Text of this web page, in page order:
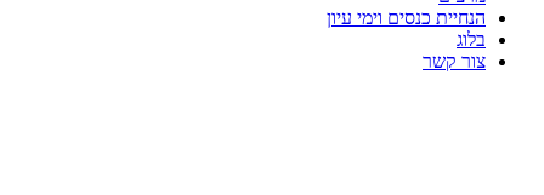
הנחיית כנסים וימי עיון
בלוג
צור קשר